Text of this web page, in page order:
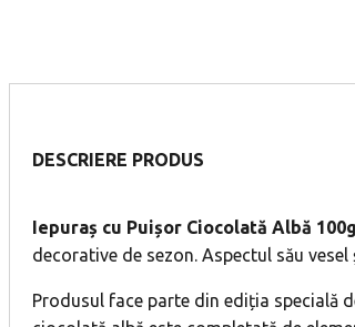
DESCRIERE PRODUS
Iepuraș cu Puișor Ciocolată Albă
decorative de sezon. Aspectul său
Produsul face parte din ediția specială